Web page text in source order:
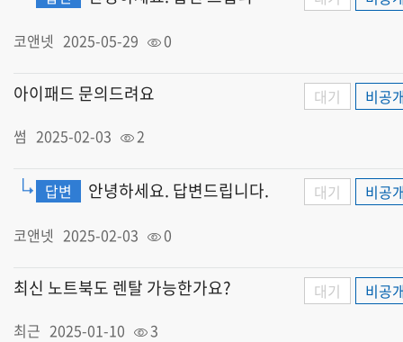
코앤넷 2025-05-29 0
아이패드 문의드려요 대기
비공
썸 2025-02-03 2
답변 안녕하세요. 답변드립니다. 대기
비공
코앤넷 2025-02-03 0
최신 노트북도 렌탈 가능한가요? 대기
비공
최근 2025-01-10 3